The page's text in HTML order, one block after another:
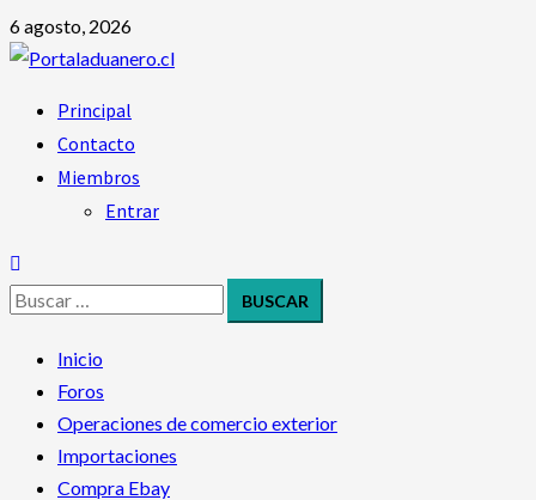
6 agosto, 2026
Principal
Contacto
Miembros
Entrar
Inicio
Foros
Operaciones de comercio exterior
Importaciones
Compra Ebay